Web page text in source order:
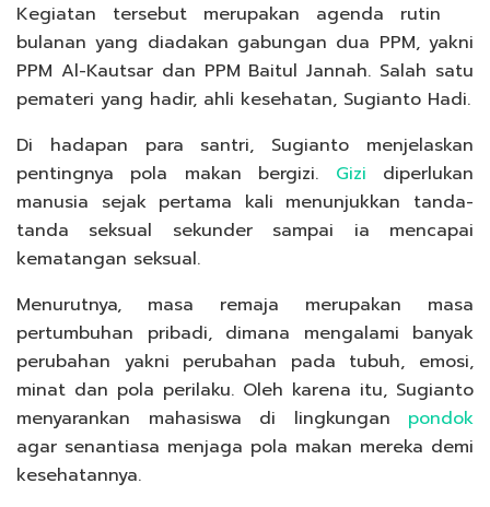
Kegiatan tersebut merupakan agenda rutin
bulanan yang diadakan gabungan dua PPM, yakni
PPM Al-Kautsar dan PPM Baitul Jannah. Salah satu
pemateri yang hadir, ahli kesehatan, Sugianto Hadi.
Di hadapan para santri, Sugianto menjelaskan
pentingnya pola makan bergizi. Gizi diperlukan
manusia sejak pertama kali menunjukkan tanda-
tanda seksual sekunder sampai ia mencapai
kematangan seksual.
Menurutnya, masa remaja merupakan masa
pertumbuhan pribadi, dimana mengalami banyak
perubahan yakni perubahan pada tubuh, emosi,
minat dan pola perilaku. Oleh karena itu, Sugianto
menyarankan mahasiswa di lingkungan pondok
agar senantiasa menjaga pola makan mereka demi
kesehatannya.